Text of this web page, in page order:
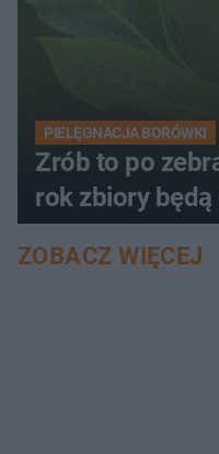
PIELĘGNACJA BORÓWKI
Zrób to po
rok zbiory
ZOBACZ WIĘCEJ